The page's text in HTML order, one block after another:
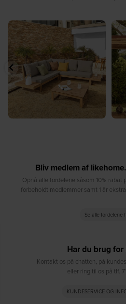
☀️ Sommerens naturlige
samlingspunkt⁠
8 0
Bliv medlem af
Opnå alle fordelene såsom 10%
forbeholdt medlemmer samt 1 år
Se alle fordelene
Har du brug
Kontakt os på chatten, på
eller ring til os på tlf.
KUNDESERVICE OG